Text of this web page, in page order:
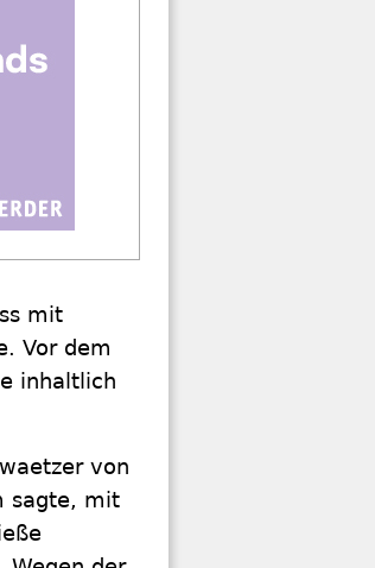
mit
Vor dem
inhaltlich
von
sagte, mit